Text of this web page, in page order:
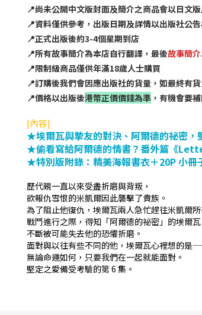
📍尚未公開中文版封面及簡介之商品會以日文
📍資料僅供參考，出版日期及詳情以出版社公
📍正式出版後約3-4個星期到店
📍所有故事簡介為本店自行翻譯，最後故事簡介
📍限制級商品僅供年滿18歲人士購買
📍訂購後我們會因應出版社的貨量，如最終有
📍價格以出版後港幣正價價錢為準 ，有機會要
|內容|
★埃爾瓦與摯友的對決、阿爾德的祕密，
★偷看寫給阿爾德的情書？番外篇《
★特別版附錄：精美海報書衣＋20P 小冊
歷代覡一直以來受盡折磨與背叛，
欲報仇雪恨的米凱爾因此襲擊了貴族。
為了阻止他復仇，埃爾瓦兩人急忙趕往米凱爾
戰鬥進行之際，得知「阿爾德的祕密」的埃爾瓦
不斷被可能失去他的恐懼折磨。
面對與以往有些不同的他，埃爾瓦心裡想的是
無論命運如何，只要我們在一起就能面對。
堅定之愛備受考驗的第 6 集。